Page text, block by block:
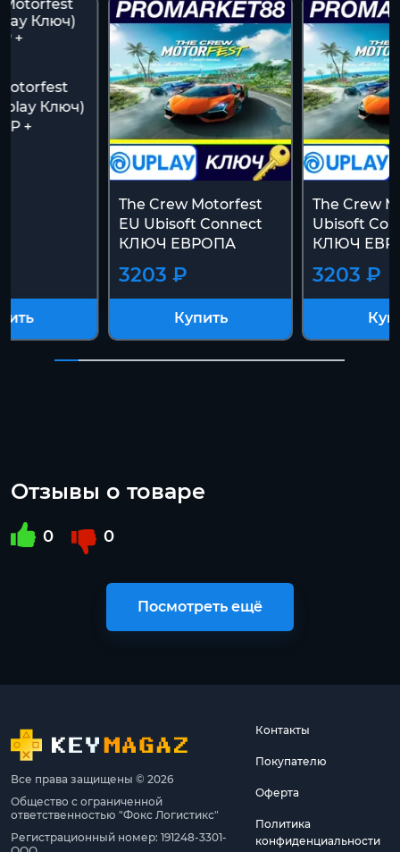
Ключ)
+
The Crew Motorfest
EU Ubisoft Connect
КЛЮЧ ЕВРОПА
3203 ₽
Купить
The Crew
Ubisoft
КЛЮЧ
3203 ₽
Отзывы о товаре
0 0
Посмотреть ещё
Все права защищены © 2026
Общество с ограниченной
ответственностью "Фокс Логистикс"
Регистрационный номер: 191248-3301-
Контакты
Покупателю
Оферта
Политика
конфиденциальности